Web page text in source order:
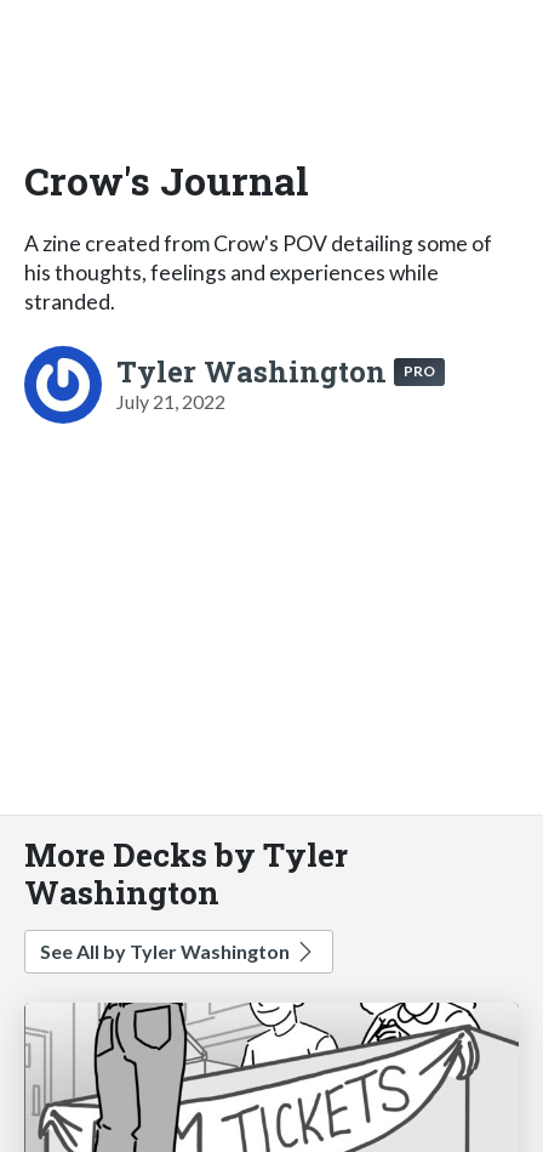
Crow's Journal
A zine created from Crow's POV detailing some of
his thoughts, feelings and experiences while
stranded.
Tyler Washington PRO
July 21, 2022
More Decks by Tyler
Washington
See All by Tyler Washington